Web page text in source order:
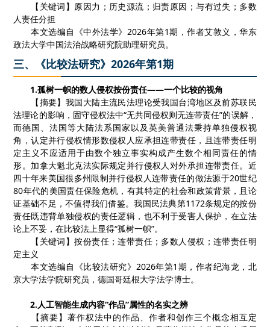
【关键词】原因力；历史源流；归责原因；与有过失；多数
人责任分担
本文选编自《中外法学》2026年第1期，作者艾敦义，华东
政法大学中国法治战略研究院助理研究员。
三、《比较法研究》2026年第1期
1.孤树一帜的数人侵权按份责任——一个比较的视角
【摘要】我国大陆主流民法理论受我国台湾地区及前苏联民
法理论的影响，固守侵权法中“无共同侵权则无连带责任”的误解，
而德国、法国等大陆法系国家以及英美普通法秉持单独侵权视
角，认定并行侵权情形数侵权人应承担连带责任，且连带责任明
定主义不应适用于由数个独立事实构成产生数个相同责任的情
形。加拿大魁北克法实际规定并行侵权人对外承担连带责任。近
四十年来美国很多州限制并行侵权人连带责任的做法源于20世纪
80年代的美国责任保险危机，有其特定的社会和政策背景，且论
证基础不足，不值得我们借鉴。我国民法典第1172条规定的按份
责任既违背单独侵权的责任逻辑，也不利于受害人保护，在立法
论上不妥，在比较法上显得“孤树一帜”。
【关键词】按份责任；连带责任；多数人侵权；连带责任明
定主义
本文选编自《比较法研究》 2026年第1 期，作者纪海龙，北
京大学法学院研究员，德国哥廷根大学法学博士。
2.人工智能生成内容“作品”属性的名实之辨
【摘要】著作权法中的作品、作者和创作三个概念相互定